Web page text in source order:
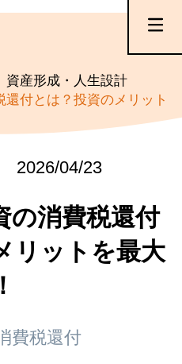
資産形成・人生設計
付とは？投資のメリット
2026/04/23
の消費税還付
リットを最大
費税還付